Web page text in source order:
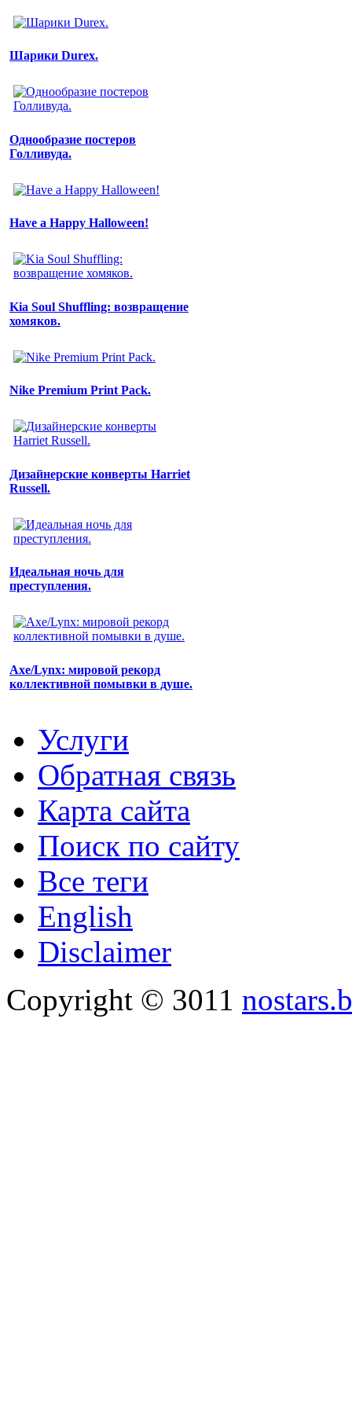
Шарики Durex.
Однообразие постеров
Голливуда.
Have a Happy Halloween!
Kia Soul Shuffling: возвращение
хомяков.
Nike Premium Print Pack.
Дизайнерские конверты Harriet
Russell.
Идеальная ночь для
преступления.
Axe/Lynx: мировой рекорд
коллективной помывки в душе.
Услуги
Обратная связь
Карта сайта
Поиск по сайту
Все теги
English
Disclaimer
Copyright © 3011